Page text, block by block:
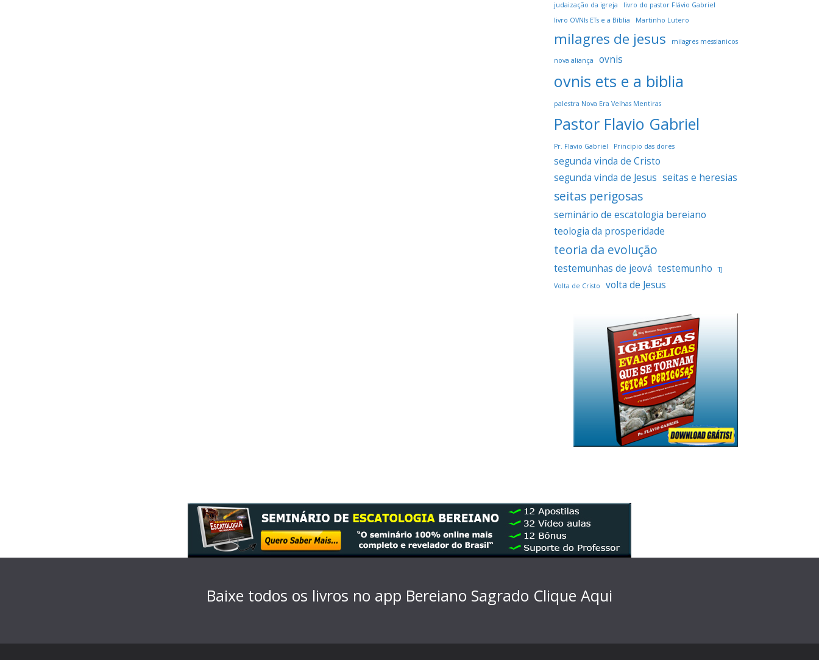
judaização da igreja
livro do pastor Flávio Gabriel
livro OVNIs ETs e a Bíblia
Martinho Lutero
milagres de jesus milagres messianicos
nova aliança ovnis
ovnis ets e a biblia
palestra Nova Era Velhas Mentiras
Pastor Flavio Gabriel
Pr. Flavio Gabriel Principio das dores
segunda vinda de Cristo
segunda vinda de Jesus seitas e heresias
seitas perigosas
seminário de escatologia bereiano
teologia da prosperidade
teoria da evolução
testemunhas de jeová testemunho
TJ
Volta de Cristo
volta de Jesus
Baixe todos os livros no app Bereiano Sagrado Clique Aqui